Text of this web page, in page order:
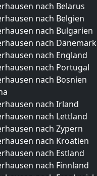
nach Belarus
nach Belgien
nach Bulgarien
nach Dänemark
nach England
nach Portugal
nach Bosnien
nach Irland
nach Lettland
nach Zypern
nach Kroatien
nach Estland
nach Finnland